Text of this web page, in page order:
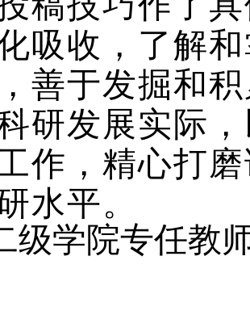
吸收，了解
善于发掘和
研发展实际
作，精心打
水平。
级学院专任教